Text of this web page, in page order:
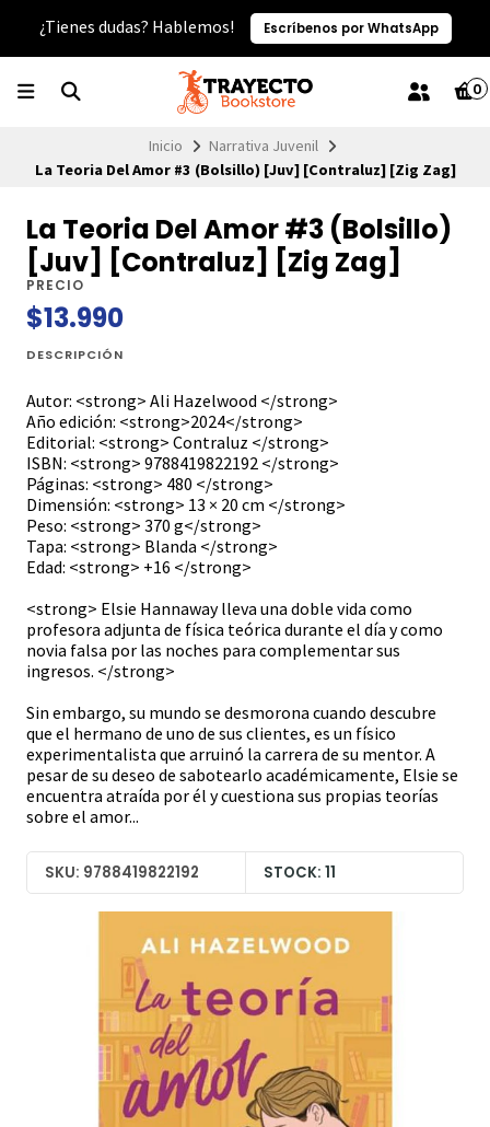
¿Tienes dudas? Hablemos! Escríbenos por WhatsApp
0
Inicio
Narrativa Juvenil
La Teoria Del Amor #3 (Bolsillo) [Juv] [Contraluz] [Zig Zag]
La Teoria Del Amor #3 (Bolsillo)
[Juv] [Contraluz] [Zig Zag]
PRECIO
$13.990
DESCRIPCIÓN
Autor: <strong> Ali Hazelwood </strong>
Año edición: <strong>2024</strong>
Editorial: <strong> Contraluz </strong>
ISBN: <strong> 9788419822192 </strong>
Páginas: <strong> 480 </strong>
Dimensión: <strong> 13 × 20 cm </strong>
Peso: <strong> 370 g</strong>
Tapa: <strong> Blanda </strong>
Edad: <strong> +16 </strong>
<strong> Elsie Hannaway lleva una doble vida como
profesora adjunta de física teórica durante el día y como
novia falsa por las noches para complementar sus
ingresos. </strong>
Sin embargo, su mundo se desmorona cuando descubre
que el hermano de uno de sus clientes, es un físico
experimentalista que arruinó la carrera de su mentor. A
pesar de su deseo de sabotearlo académicamente, Elsie se
encuentra atraída por él y cuestiona sus propias teorías
sobre el amor...
SKU: 9788419822192 STOCK: 11